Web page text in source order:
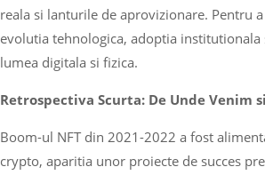
reala si lanturile de aprovizionare. Pentru
evolutia tehnologica, adoptia
lumea digitala si fizica.
Retrospectiva Scurta: De Unde Venim
Boom-ul NFT din 2021-2022 a fost
crypto, aparitia unor proiecte de succes